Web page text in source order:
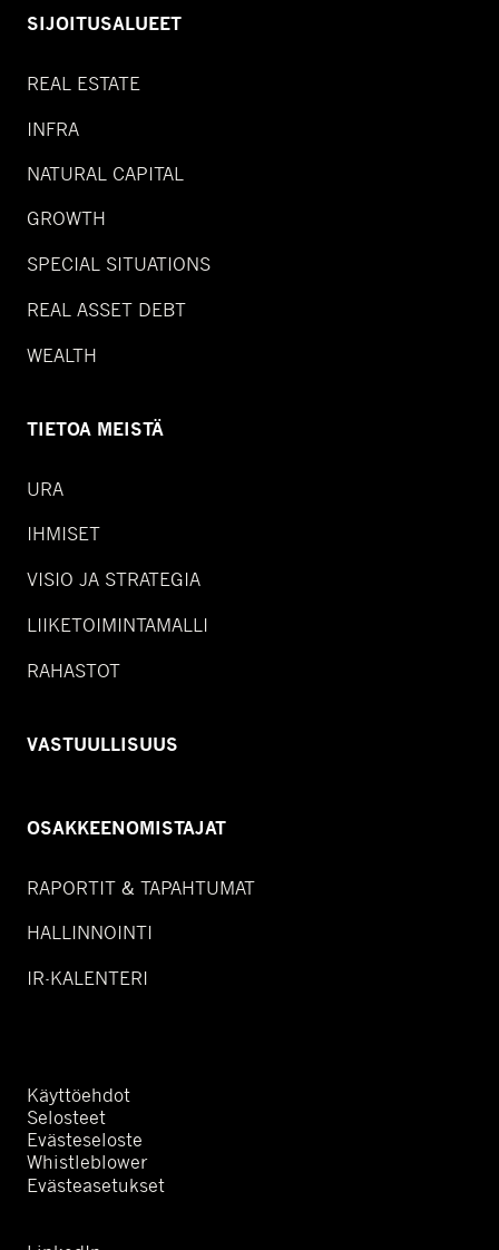
SIJOITUSALUEET
REAL ESTATE
INFRA
NATURAL CAPITAL
GROWTH
SPECIAL SITUATIONS
REAL ASSET DEBT
WEALTH
TIETOA MEISTÄ
URA
IHMISET
VISIO JA STRATEGIA
LIIKETOIMINTAMALLI
RAHASTOT
VASTUULLISUUS
OSAKKEENOMISTAJAT
RAPORTIT & TAPAHTUMAT
HALLINNOINTI
IR-KALENTERI
Käyttöehdot
Selosteet
Evästeseloste
Whistleblower
Evästeasetukset